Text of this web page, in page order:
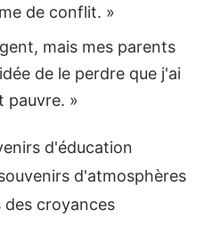
de conflit. »
mais mes parents
de le perdre que j'ai
pauvre. »
d'éducation
d'atmosphères
des croyances